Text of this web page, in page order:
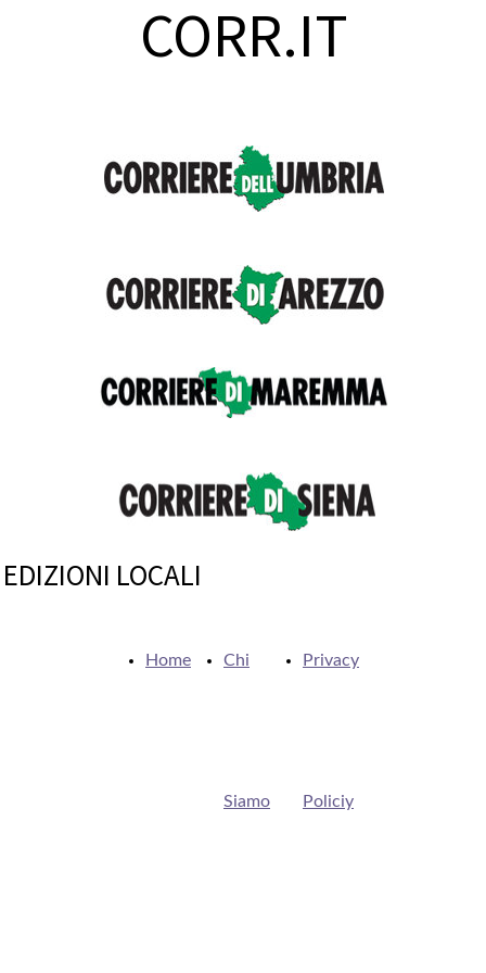
Home Chi
Siamo
Privacy
Policiy
CORR.IT
EDIZIONI LOCALI